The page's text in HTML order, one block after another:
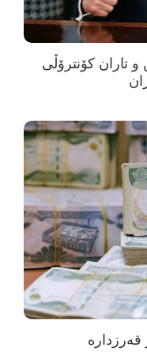
تاران کۆنترۆڵی